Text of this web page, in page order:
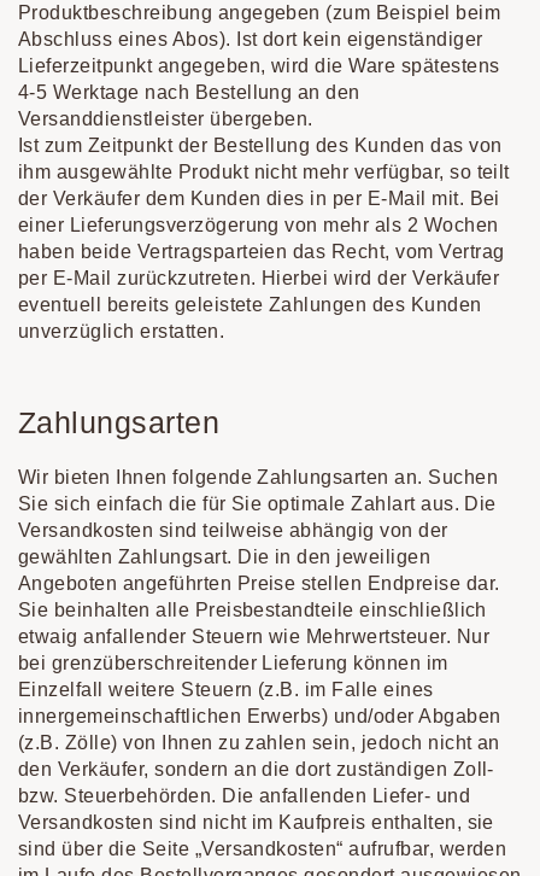
Produktbeschreibung angegeben (zum Beispiel beim
Abschluss eines Abos). Ist dort kein eigenständiger
Lieferzeitpunkt angegeben, wird die Ware spätestens
4-5 Werktage nach Bestellung an den
Versanddienstleister übergeben.
Ist zum Zeitpunkt der Bestellung des Kunden das von
ihm ausgewählte Produkt nicht mehr verfügbar, so teilt
der Verkäufer dem Kunden dies in per E-Mail mit. Bei
einer Lieferungsverzögerung von mehr als 2 Wochen
haben beide Vertragsparteien das Recht, vom Vertrag
per E-Mail zurückzutreten. Hierbei wird der Verkäufer
eventuell bereits geleistete Zahlungen des Kunden
unverzüglich erstatten.
Zahlungsarten
Wir bieten Ihnen folgende Zahlungsarten an. Suchen
Sie sich einfach die für Sie optimale Zahlart aus. Die
Versandkosten sind teilweise abhängig von der
gewählten Zahlungsart. Die in den jeweiligen
Angeboten angeführten Preise stellen Endpreise dar.
Sie beinhalten alle Preisbestandteile einschließlich
etwaig anfallender Steuern wie Mehrwertsteuer. Nur
bei grenzüberschreitender Lieferung können im
Einzelfall weitere Steuern (z.B. im Falle eines
innergemeinschaftlichen Erwerbs) und/oder Abgaben
(z.B. Zölle) von Ihnen zu zahlen sein, jedoch nicht an
den Verkäufer, sondern an die dort zuständigen Zoll-
bzw. Steuerbehörden. Die anfallenden Liefer- und
Versandkosten sind nicht im Kaufpreis enthalten, sie
sind über die Seite „Versandkosten“ aufrufbar, werden